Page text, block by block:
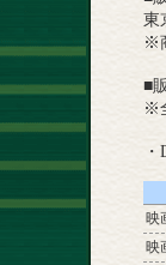
東
※
■
※
映
映